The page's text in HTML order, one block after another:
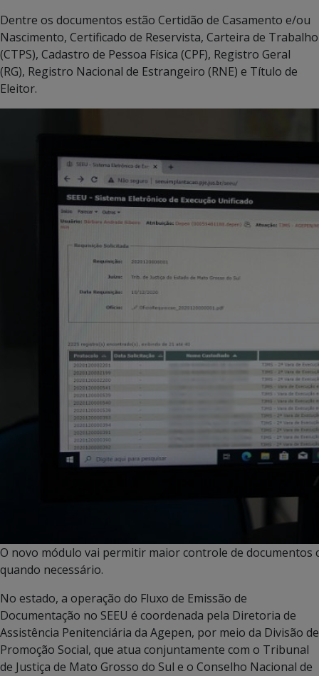
Dentre os documentos estão Certidão de Casamento e/ou
Nascimento, Certificado de Reservista, Carteira de Trabalho
(CTPS), Cadastro de Pessoa Física (CPF), Registro Geral
(RG), Registro Nacional de Estrangeiro (RNE) e Título de
Eleitor.
O novo módulo vai permitir maior controle de documentos
quando necessário.
No estado, a operação do Fluxo de Emissão de
Documentação no SEEU é coordenada pela Diretoria de
Assistência Penitenciária da Agepen, por meio da Divisão de
Promoção Social, que atua conjuntamente com o Tribunal
de Justiça de Mato Grosso do Sul e o Conselho Nacional de